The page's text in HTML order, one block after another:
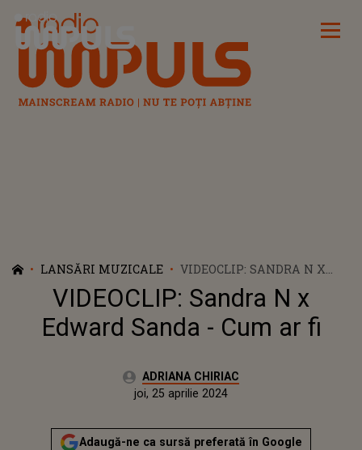
Radio Impuls
LANSĂRI MUZICALE
VIDEOCLIP: SANDRA N X
EDWARD SANDA - CUM AR
FI
VIDEOCLIP: Sandra N x
Edward Sanda - Cum ar fi
Autor:ADRIANA CHIRIAC
Actualizat:
joi, 25 aprilie 2024
Adaugă-ne ca sursă preferată în Google